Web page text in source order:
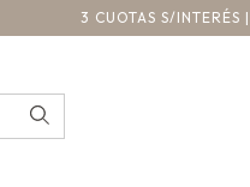
3 CUOTAS S/